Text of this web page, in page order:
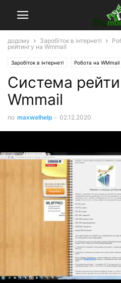
додому Заробіток в інтернеті
рейтингу на Wmmail
Заробіток в інтернеті Робота на WMmail
Система
Wmmail
по maxwelhelp - 02.12.2020